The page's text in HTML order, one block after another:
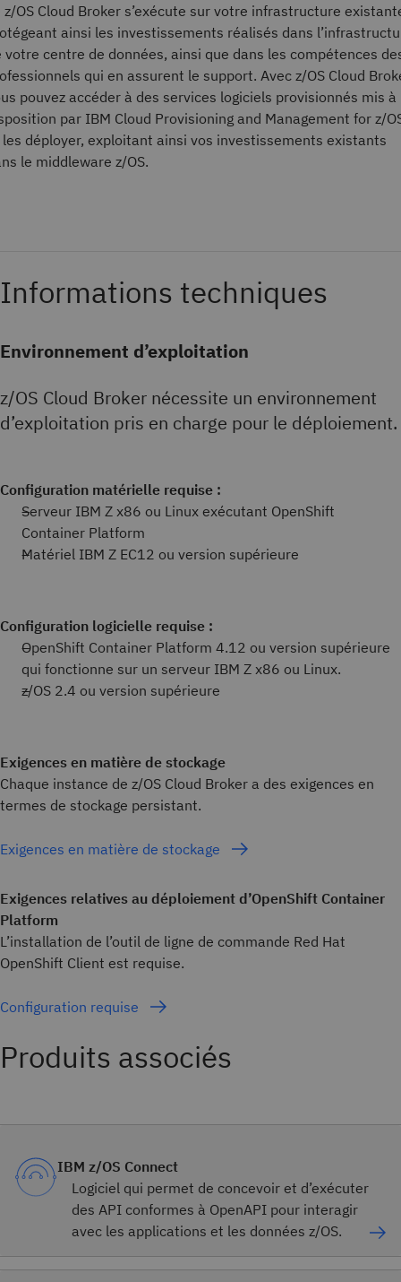
z/OS Cloud Broker s’exécute sur votre infrastructure
ainsi les investissements réalisés dans
votre centre de données, ainsi que dans les compétences
qui en assurent le support. Avec z/OS Cloud
pouvez accéder à des services logiciels provisionnés mis à
par IBM Cloud Provisioning and Management for z/
déployer, exploitant ainsi vos investissements existants
le middleware z/OS.
Informations techniques
Environnement d’exploitation
z/OS Cloud Broker nécessite un environnement
d’exploitation pris en charge pour le déploiement.
Configuration matérielle requise :
Serveur IBM Z x86 ou Linux exécutant OpenShift
Container Platform
Matériel IBM Z EC12 ou version supérieure
Configuration logicielle requise :
OpenShift Container Platform 4.12 ou version supérieure
qui fonctionne sur un serveur IBM Z x86 ou Linux.
z/OS 2.4 ou version supérieure
Exigences en matière de stockage
Chaque instance de z/OS Cloud Broker a des exigences en
termes de stockage persistant.
Exigences en matière de stockage
Exigences relatives au déploiement d’OpenShift Container
Platform
L’installation de l’outil de ligne de commande Red Hat
OpenShift Client est requise.
Configuration requise
Produits associés
IBM z/OS Connect
Logiciel qui permet de concevoir et d’exécuter
des API conformes à OpenAPI pour interagir
avec les applications et les données z/OS.